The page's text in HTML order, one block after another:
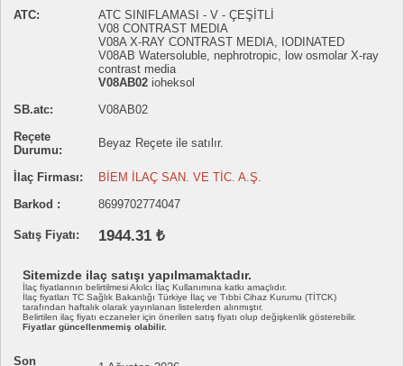
ATC:
ATC SINIFLAMASI - V - ÇEŞİTLİ
V08 CONTRAST MEDIA
V08A X-RAY CONTRAST MEDIA, IODINATED
V08AB Watersoluble, nephrotropic, low osmolar X-ray
contrast media
V08AB02 ioheksol
SB.atc:
V08AB02
Reçete
Durumu:
Beyaz Reçete ile satılır.
İlaç Firması:
BİEM İLAÇ SAN. VE TİC. A.Ş.
Barkod :
8699702774047
Satış Fiyatı: 1944.31 ₺
Sitemizde ilaç satışı yapılmamaktadır.
İlaç fiyatlarının belirtilmesi Akılcı İlaç Kullanımına katkı amaçlıdır.
İlaç fiyatları TC Sağlık Bakanlığı Türkiye İlaç ve Tıbbi Cihaz Kurumu (TİTCK)
tarafından haftalık olarak yayınlanan listelerden alınmıştır.
Belirtilen ilaç fiyatı eczaneler için önerilen satış fiyatı olup değişkenlik gösterebilir.
Fiyatlar güncellenmemiş olabilir.
Son